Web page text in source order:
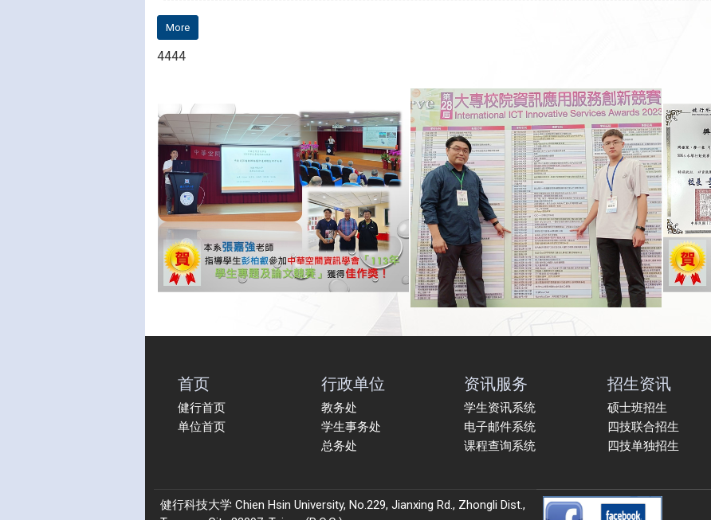
More
4444
首页
健行首页
单位首页
行政单位
教务处
学生事务处
总务处
资讯服务
学生资讯系统
电子邮件系统
课程查询系统
招生资讯
硕士班招生
四技联合招生
四技单独招生
健行科技大学 Chien Hsin University, No.229, Jianxing Rd., Zhongli Dist.,